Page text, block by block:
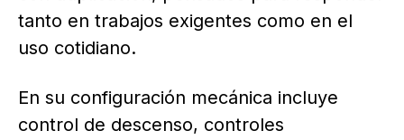
tanto en trabajos exigentes como en el
uso cotidiano.
En su configuración mecánica incluye
control de descenso, controles